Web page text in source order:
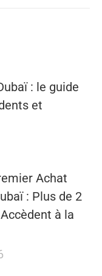
: le guide
et
Achat
: Plus de 2
à la